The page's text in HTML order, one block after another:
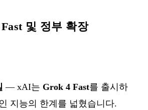
및 정부 확장
— xAI는 Grok 4 Fast를 출시하
지능의 한계를 넓혔습니다.